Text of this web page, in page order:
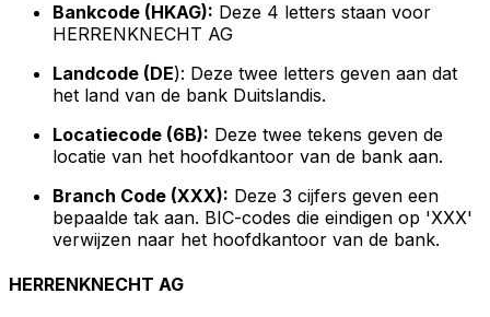
Bankcode (HKAG): Deze 4 letters staan voor
HERRENKNECHT AG
Landcode (DE): Deze twee letters geven aan dat
het land van de bank Duitslandis.
Locatiecode (6B): Deze twee tekens geven de
locatie van het hoofdkantoor van de bank aan.
Branch Code (XXX): Deze 3 cijfers geven een
bepaalde tak aan. BIC-codes die eindigen op 'XXX'
verwijzen naar het hoofdkantoor van de bank.
HERRENKNECHT AG